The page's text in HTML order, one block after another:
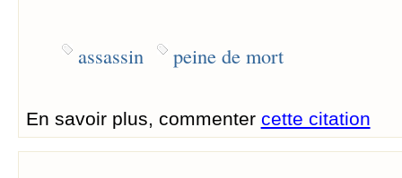
assassin peine de mort
En savoir plus, commenter cette citation